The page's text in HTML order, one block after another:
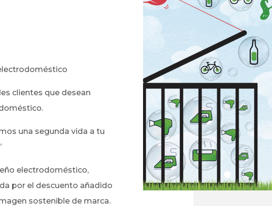
clientes que desean
una segunda vida a tu
electrodoméstico,
por el descuento añadido
sostenible de marca.